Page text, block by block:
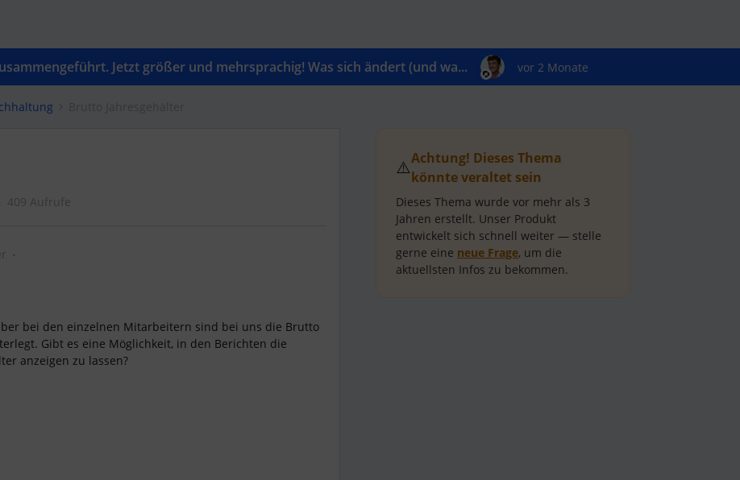
Jetzt größer und mehrsprachig! Was sich ändert (und wa... vor 2 Monate
409 Aufrufe
bei den einzelnen Mitarbeitern sind bei uns die Brutto
Gibt es eine Möglichkeit, in den Berichten die
anzeigen zu lassen?
⚠️Achtung! Dieses Thema
könnte veraltet sein
Dieses Thema wurde vor mehr als 3
Jahren erstellt. Unser Produkt
entwickelt sich schnell weiter — stelle
gerne eine neue Frage, um die
aktuellsten Infos zu bekommen.